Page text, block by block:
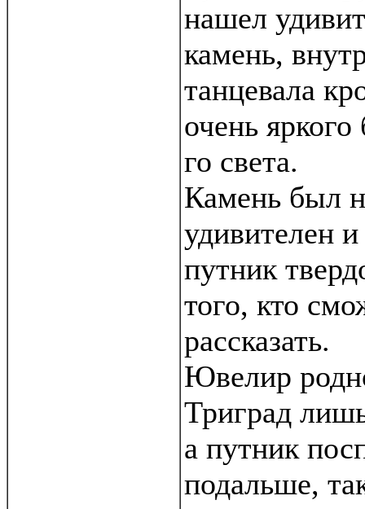
нашел
камень,
танцевала
очень яркого
го света.
Камень был
удивителен
путник
того, кто
рассказать.
Ювелир
Триград
а путник
подальше,